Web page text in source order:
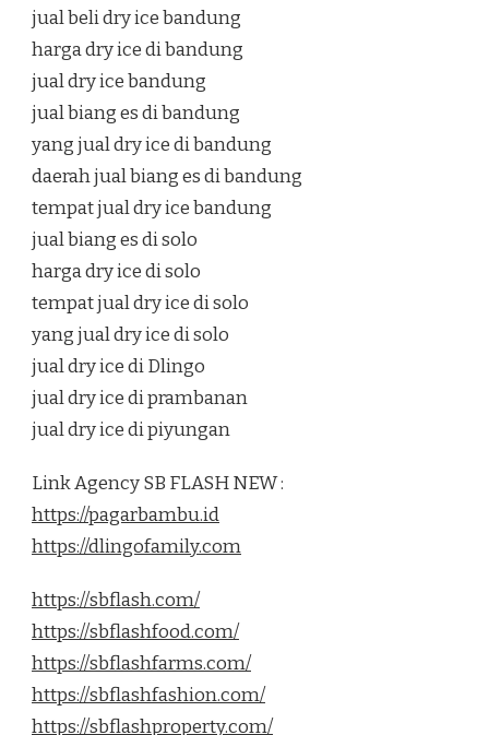
jual beli dry ice bandung
harga dry ice di bandung
jual dry ice bandung
jual biang es di bandung
yang jual dry ice di bandung
daerah jual biang es di bandung
tempat jual dry ice bandung
jual biang es di solo
harga dry ice di solo
tempat jual dry ice di solo
yang jual dry ice di solo
jual dry ice di Dlingo
jual dry ice di prambanan
jual dry ice di piyungan
Link Agency SB FLASH NEW :
https://pagarbambu.id
https://dlingofamily.com
https://sbflash.com/
https://sbflashfood.com/
https://sbflashfarms.com/
https://sbflashfashion.com/
https://sbflashproperty.com/